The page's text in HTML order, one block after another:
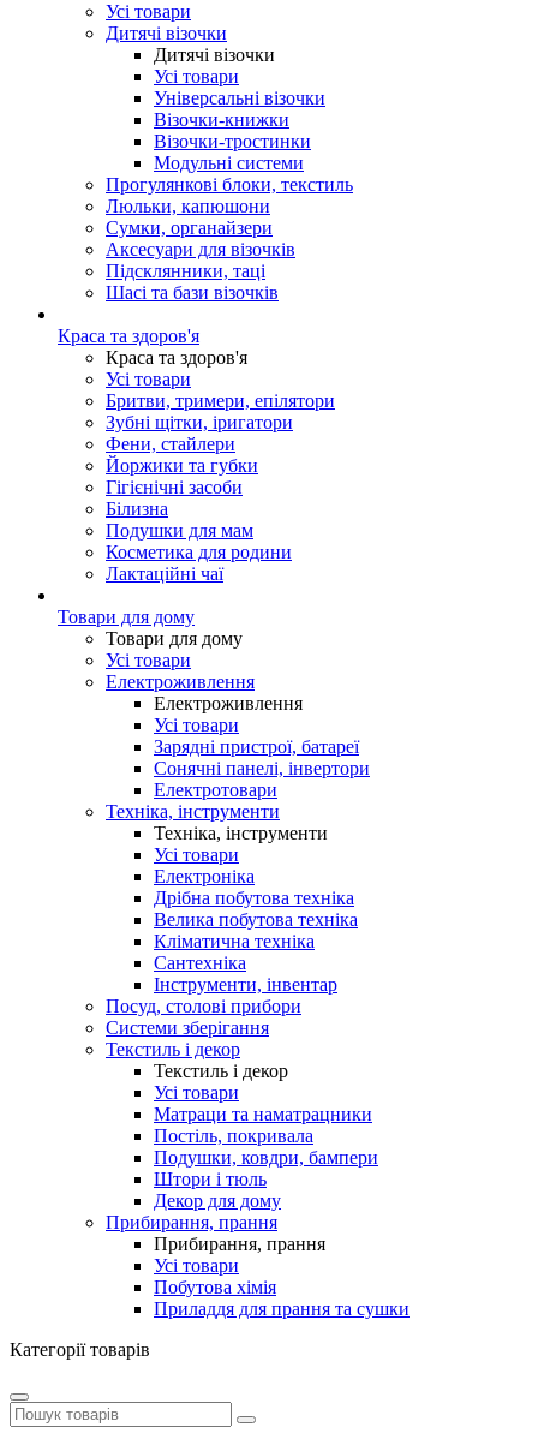
Усі товари
Дитячі візочки
Дитячі візочки
Усі товари
Універсальні візочки
Візочки-книжки
Візочки-тростинки
Модульні системи
Прогулянкові блоки, текстиль
Люльки, капюшони
Сумки, органайзери
Аксесуари для візочків
Підсклянники, таці
Шасі та бази візочків
Краса та здоров'я
Краса та здоров'я
Усі товари
Бритви, тримери, епілятори
Зубні щітки, іригатори
Фени, стайлери
Йоржики та губки
Гігієнічні засоби
Білизна
Подушки для мам
Косметика для родини
Лактаційні чаї
Товари для дому
Товари для дому
Усі товари
Електроживлення
Електроживлення
Усі товари
Зарядні пристрої, батареї
Сонячні панелі, інвертори
Електротовари
Техніка, інструменти
Техніка, інструменти
Усі товари
Електроніка
Дрібна побутова техніка
Велика побутова техніка
Кліматична техніка
Сантехніка
Інструменти, інвентар
Посуд, столові прибори
Системи зберігання
Текстиль і декор
Текстиль і декор
Усі товари
Матраци та наматрацники
Постіль, покривала
Подушки, ковдри, бампери
Штори і тюль
Декор для дому
Прибирання, прання
Прибирання, прання
Усі товари
Побутова хімія
Приладдя для прання та сушки
Категорії товарів